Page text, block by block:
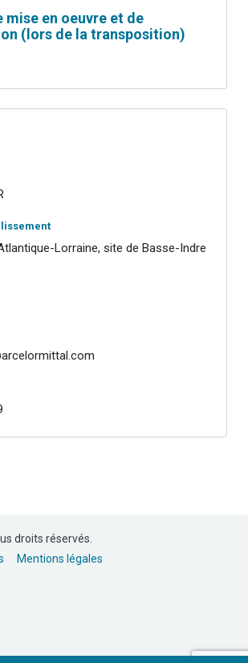
mise en oeuvre et de
(lors de la transposition)
Lorraine, site de Basse-Indre
droits réservés.
Mentions légales